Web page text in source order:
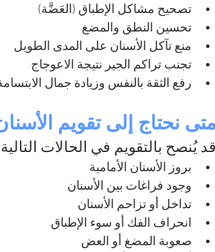
تصحيح مشاكل الإطباق (العَضَّة)
تحسين النطق والمضغ
منع تآكل الأسنان على المدى الطويل
تجنب تراكم الجير نتيجة الاعوجاج
رفع الثقة بالنفس وزيادة جمال
متى نحتاج إلى تقويم
قد يُنصح بالتقويم في الحالات
بروز الأسنان الأمامية
وجود فراغات بين الأسنان
تداخل أو تزاحم الأسنان
انحراف الفك أو سوء الإطباق
صعوبة المضغ أو العض